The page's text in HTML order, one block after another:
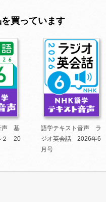
買っています
声 基
２ 20
語学テキスト音声 ラ
ジオ英会話 2026年6
月号